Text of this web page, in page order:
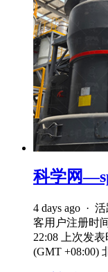
科学网
4 days ago ·
客用户注册时
22:08 上次发
(GMT +08:00)